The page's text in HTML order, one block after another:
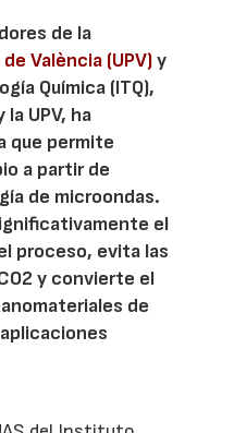
de la
València (UPV)y
Química (ITQ),
UPV, ha
que permite
a partir de
de microondas.
el
proceso, evita las
y convierte el
de